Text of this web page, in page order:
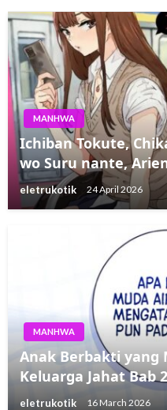
MANHWA
Ichiban Tokute,
wo Suru nante,
eletrukotik 24 April 2026
MANHWA
Anak Berbakti yang
Keluarga Jahat Bab
eletrukotik 16 March 2026